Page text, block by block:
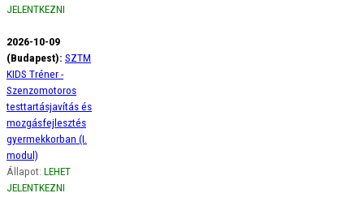
JELENTKEZNI
2026-10-09
(Budapest): SZTM
KIDS Tréner -
Szenzomotoros
testtartásjavítás és
mozgásfejlesztés
gyermekkorban (I.
modul)
Állapot: LEHET
JELENTKEZNI